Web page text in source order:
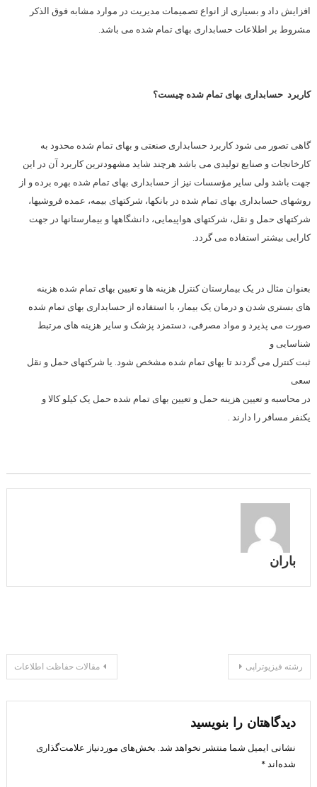
افزایش داد و بسیاری از انواع تصمیمات مدیریت در موارد مشابه فوق الذکر
مشروط بر اطلاعات حسابداری بهای تمام شده می باشد.
کاربرد حسابداری بهای تمام شده چیست؟
گاهی تصور می شود کاربرد حسابداری صنعتی و بهای تمام شده محدود به
کارخانجات و صنایع تولیدی می باشد هرچند شاید مشهودترین کاربرد آن در این
جهت باشد ولی سایر مؤسسات نیز از حسابداری بهای تمام شده بهره برده و از
روشهای حسابداری بهای تمام شده در بانکها، شرکتهای بیمه، عمده فروشیها،
شرکتهای حمل و نقل، شرکتهای هواپیمایی، دانشگاهها و بیمارستانها در جهت
کارایی بیشتر استفاده می گردد.
بعنوان مثال در یک بیمارستان کنترل هزینه ها و تعیین بهای تمام شده هزینه
های بستری شدن و درمان یک بیمار، با استفاده از حسابداری بهای تمام شده
صورت می پذیرد و مواد مصرفی، دستمزد پزشک و سایر هزینه های مرتبط
شناسایی و
ثبت کنترل می گردند تا بهای تمام شده مشخص شود. یا شرکتهای حمل و نقل
سعی
در محاسبه و تعیین هزینه حمل و تعیین بهای تمام شده حمل یک کیلو کالا و
یکنفر مسافر را دارند .
باران
راهبری
نوشته
مقالات حفاظت اطلاعات رشته فیزیوتراپی
دیدگاهتان را بنویسید
نشانی ایمیل شما منتشر نخواهد شد. بخش‌های موردنیاز علامت‌گذاری
شده‌اند*